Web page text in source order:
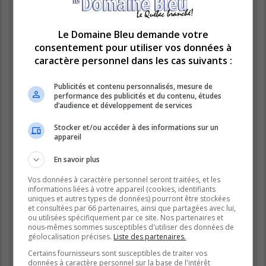
responsable des conditions suivantes. Si vous n’acceptez pas d’être
légalement responsable de toutes les conditions suivantes, veuillez ne
pas utiliser et accéder à « LE DOMAINE BLEU ». Nous pouvons modifier
ces conditions à n’importe quel moment et nous essaierons de vous
informer de ces modifications, bien que nous vous conseillons de vérifier
régulièrement par vous-même. En effet, si vous continuez à participer à
mises à jour.
Nos forums sont développés par phpBB (désignés ci-après par « logiciel
phpBB » et « phpBB Limited ») qui est un logiciel de forum de discussions
déclaré sous la «licence publique générale GNU 2.0
» et qui peut être
téléchargé surle site de phpBB
seul but de faciliter les discussions sur internet et phpBB Limited ne peut
en aucun cas être tenu comme responsable de la conduite et du contenu
d’informations concernant phpBB, veuillez consulterle site de phpBB
(en anglais).
Vous acceptez de ne publier aucun contenu à caractère abusif, obscène,
vulgaire, diffamatoire, choquant, menaçant, pornographique, etc. qui
pourrait transgresser la législation de votre pays, du pays dans lequel le
serveur de « LE DOMAINE BLEU » est hébergé ou encore la loi
internationale. Si vous ne respectez pas ces dispositions, vous vous
exposez à un bannissement immédiat et définitif et nous nous réservons
Le Domaine Bleu demande votre
consentement pour utiliser vos données à
caractère personnel dans les cas suivants :
Publicités et contenu personnalisés, mesure de
performance des publicités et du contenu, études
d’audience et développement de services
Stocker et/ou accéder à des informations sur un
appareil
En savoir plus
Vos données à caractère personnel seront traitées, et les
informations liées à votre appareil (cookies, identifiants
uniques et autres types de données) pourront être stockées
et consultées par 66 partenaires, ainsi que partagées avec lui,
ou utilisées spécifiquement par ce site. Nos partenaires et
nous-mêmes sommes susceptibles d'utiliser des données de
géolocalisation précises. Liste des partenaires.
Certains fournisseurs sont susceptibles de traiter vos
données à caractère personnel sur la base de l'intérêt